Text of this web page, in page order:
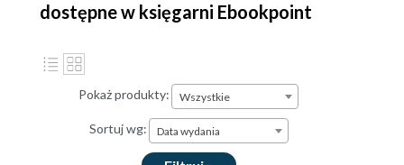
dostępne w księgarni Ebookpoint
Pokaż produkty: Wszystkie
Sortuj wg: Data wydania